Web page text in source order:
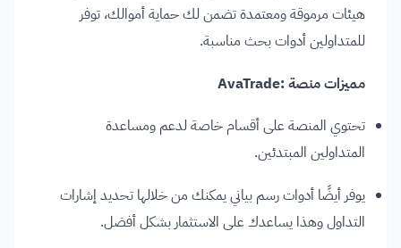
هيئات مرموقة ومعتمدة تضمن لك حماية أموالك، توفر
للمتداولين أدوات بحث مناسبة.
مميزات منصة :AvaTrade
تحتوي المنصة على أقسام خاصة لدعم ومساعدة
المتداولين المبتدئين.
يوفر أيضًا أدوات رسم بياني يمكنك من خلالها تحديد إشارات
التداول وهذا يساعدك على الاستثمار بشكل أفضل.